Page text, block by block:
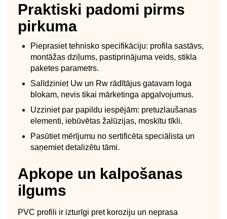
Praktiski padomi pirms
pirkuma
Pieprasiet tehnisko specifikāciju: profila sastāvs,
montāžas dziļums, pastiprinājuma veids, stikla
paketes parametrs.
Salīdziniet Uw un Rw rādītājus gatavam loga
blokam, nevis tikai mārketinga apgalvojumus.
Uzziniet par papildu iespējām: pretuzlaušanas
elementi, iebūvētas žalūzijas, moskītu tīkli.
Pasūtiet mērījumu no sertificēta speciālista un
saņemiet detalizētu tāmi.
Apkope un kalpošanas
ilgums
PVC profili ir izturīgi pret koroziju un neprasa